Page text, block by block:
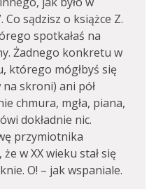
Co sądzisz o książce Z.
spotkałaś na
Żadnego konkretu w
którego mógłbyś się
skroni) ani pół
chmura, mgła, piana,
dokładnie nic.
przymiotnika
w XX wieku stał się
O! – jak wspaniale.